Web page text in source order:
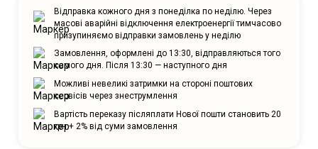
Відправка кожного дня з понеділка по неділю. Через
масові аварійні відключення електроенергії тимчасово
призупиняємо відправки замовлень у неділю
Замовлення, оформлені до 13:30, відправляються того
самого дня. Після 13:30 — наступного дня
Можливі невеликі затримки на стороні поштових
сервісів через знеструмлення
Вартість переказу післяплати Нової пошти становить 20
грн + 2% від суми замовлення